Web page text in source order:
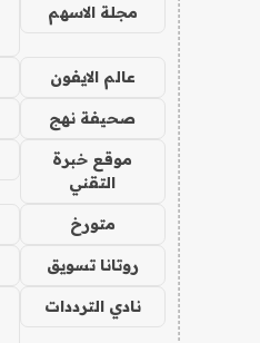
مجلة الاسهم
عالم الايفون
صحيفة نهج
موقع خبرة
التقني
متورخ
روتانا تسويق
نادي الترددات